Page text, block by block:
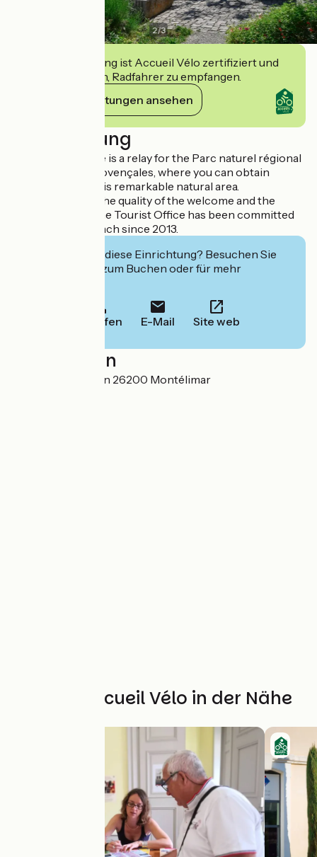
2/3
Diese Einrichtung ist Accueil Vélo zertifiziert und
verpflichtet sich, Radfahrer zu empfangen.
Ihre Verpflichtungen ansehen
Beschreibung
The Tourist Office is a relay for the Parc naturel régional
des Baronnies provençales, where you can obtain
information on this remarkable natural area.
Concerned with the quality of the welcome and the
service offered, the Tourist Office has been committed
to a quality approach since 2013.
Interessiert Sie diese Einrichtung? Besuchen Sie
deren Website zum Buchen oder für mehr
Anrufen E-Mail Site web
Localisation
1, Montée St Martin 26200 Montélimar
Weitere Accueil Vélo in der Nähe